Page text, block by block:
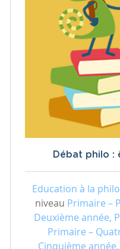
Débat philo :
Education à la
niveau Primaire –
Deuxième année,
Primaire –
Cinquième